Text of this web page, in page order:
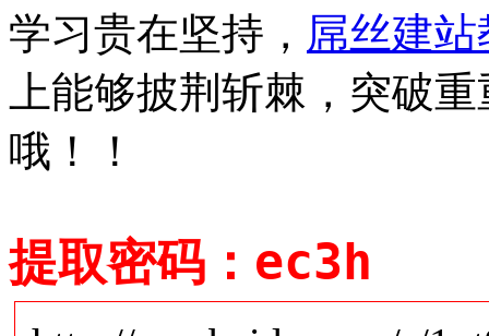
学习贵在坚持， 屌丝建
上能够披荆斩棘，突破
哦！！
提取密码：ec3h